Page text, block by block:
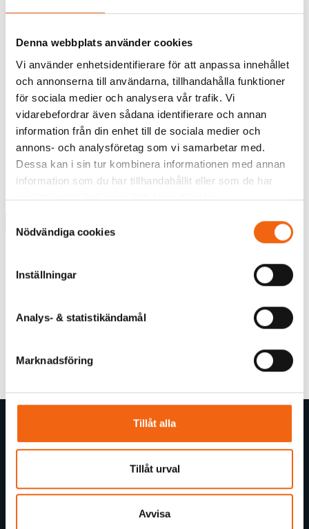
Denna webbplats använder cookies
Vi använder enhetsidentifierare för att anpassa innehållet
och annonserna till användarna, tillhandahålla funktioner
för sociala medier och analysera vår trafik. Vi
vidarebefordrar även sådana identifierare och annan
information från din enhet till de sociala medier och
annons- och analysföretag som vi samarbetar med.
Dessa kan i sin tur kombinera informationen med annan
information som du har tillhandahållit eller som de har
samlat in när du har använt deras tjänster.
Nödvändiga cookies
Inställningar
Analys- & statistikändamål
Marknadsföring
Tillåt alla
Tillåt urval
Avvisa
KARMSET DIPLOMAT
ENKELDÖRR INKL
TÄTNINGSLIST VIT
Rek.pris fr tillverkaren
1324 kr
1151 kr
KARMSET DIPLOMAT
PARDÖRR INKL
TÄTNINGSLIST. VIT
Rek.pris fr tillverkaren
1588 kr
1304 kr
Butiksinformation
Allmänna Köp- och leveransvillkor